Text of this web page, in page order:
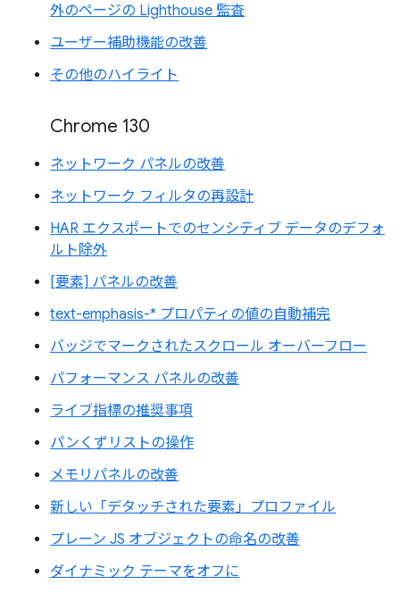
外のページの Lighthouse 監査
ユーザー補助機能の改善
その他のハイライト
Chrome 130
ネットワーク パネルの改善
ネットワーク フィルタの再設計
HAR エクスポートでのセンシティブ データのデフォ
ルト除外
[要素] パネルの改善
text-emphasis-* プロパティの値の自動補完
バッジでマークされたスクロール オーバーフロー
パフォーマンス パネルの改善
ライブ指標の推奨事項
パンくずリストの操作
メモリパネルの改善
新しい「デタッチされた要素」プロファイル
プレーン JS オブジェクトの命名の改善
ダイナミック テーマをオフに